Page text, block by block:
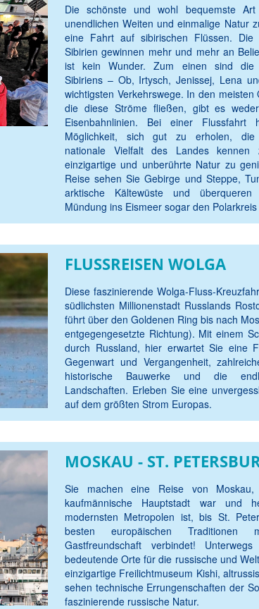
Die schönste und wohl bequemste
unendlichen Weiten und einmalige Natur
eine Fahrt auf sibirischen Flüssen. Die
Sibirien gewinnen mehr und mehr an
ist kein Wunder. Zum einen sind die
Sibiriens – Ob, Irtysch, Jenissej, Lena
wichtigsten Verkehrswege. In den meisten
die diese Ströme fließen, gibt es
Eisenbahnlinien. Bei einer Flussfahrt
Möglichkeit, sich gut zu erholen, die
nationale Vielfalt des Landes
einzigartige und unberührte Natur zu
Reise sehen Sie Gebirge und Steppe,
arktische Kältewüste und
Mündung ins Eismeer sogar den Polarkreis
FLUSSREISEN WOLGA
Diese faszinierende Wolga-Fluss-
südlichsten Millionenstadt Russlands
führt über den Goldenen Ring bis nach
entgegengesetzte Richtung). Mit einem
durch Russland, hier erwartet Sie eine
Gegenwart und Vergangenheit,
historische Bauwerke und die
Landschaften. Erleben Sie eine
auf dem größten Strom Europas.
MOSKAU - ST.
Sie machen eine Reise von
kaufmännische Hauptstadt war und
modernsten Metropolen ist, bis St.
besten europäischen Traditionen
Gastfreundschaft verbindet!
bedeutende Orte für die russische und
einzigartige Freilichtmuseum Kishi,
sehen technische Errungenschaften der
faszinierende russische Natur.